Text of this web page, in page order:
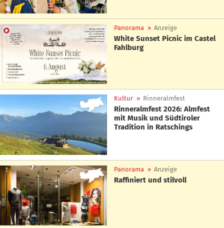
Panorama » Anzeige
White Sunset Picnic im Castel
Fahlburg
Kultur » Rinneralmfest
Rinneralmfest 2026: Almfest
mit Musik und Südtiroler
Tradition in Ratschings
Panorama » Anzeige
Raffiniert und stilvoll